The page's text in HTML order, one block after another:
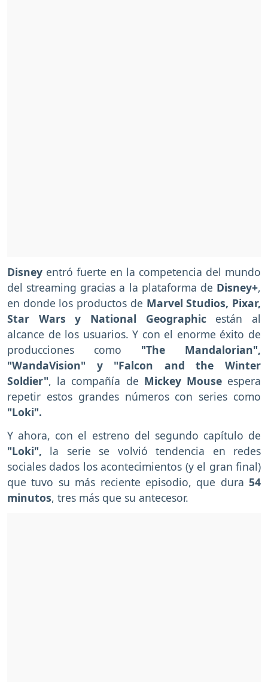
Disney entró fuerte en la competencia del mundo
del streaming gracias a la plataforma de Disney+,
en donde los productos de Marvel Studios, Pixar,
Star Wars y National Geographic están al
alcance de los usuarios. Y con el enorme éxito de
producciones como "The Mandalorian",
"WandaVision" y "Falcon and the Winter
Soldier", la compañía de Mickey Mouseespera
repetir estos grandes números con series como
"Loki".
Y ahora, con el estreno del segundo capítulo de
"Loki", la serie se volvió tendencia en redes
sociales dados los acontecimientos (y el gran final)
que tuvo su más reciente episodio, que dura 54
minutos, tres más que su antecesor.